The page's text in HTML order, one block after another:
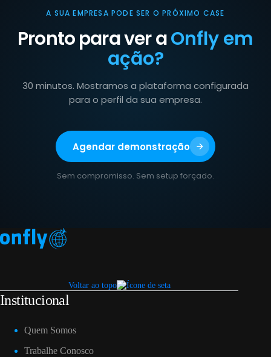
A SUA EMPRESA PODE SER O PRÓXIMO CASE
Pronto para ver aOnfly em
ação?
30 minutos. Mostramos a plataforma configurada
para o perfil da sua empresa.
Agendar demonstração
Sem compromisso. Sem setup forçado.
Voltar ao topo
Institucional
Quem Somos
Trabalhe Conosco